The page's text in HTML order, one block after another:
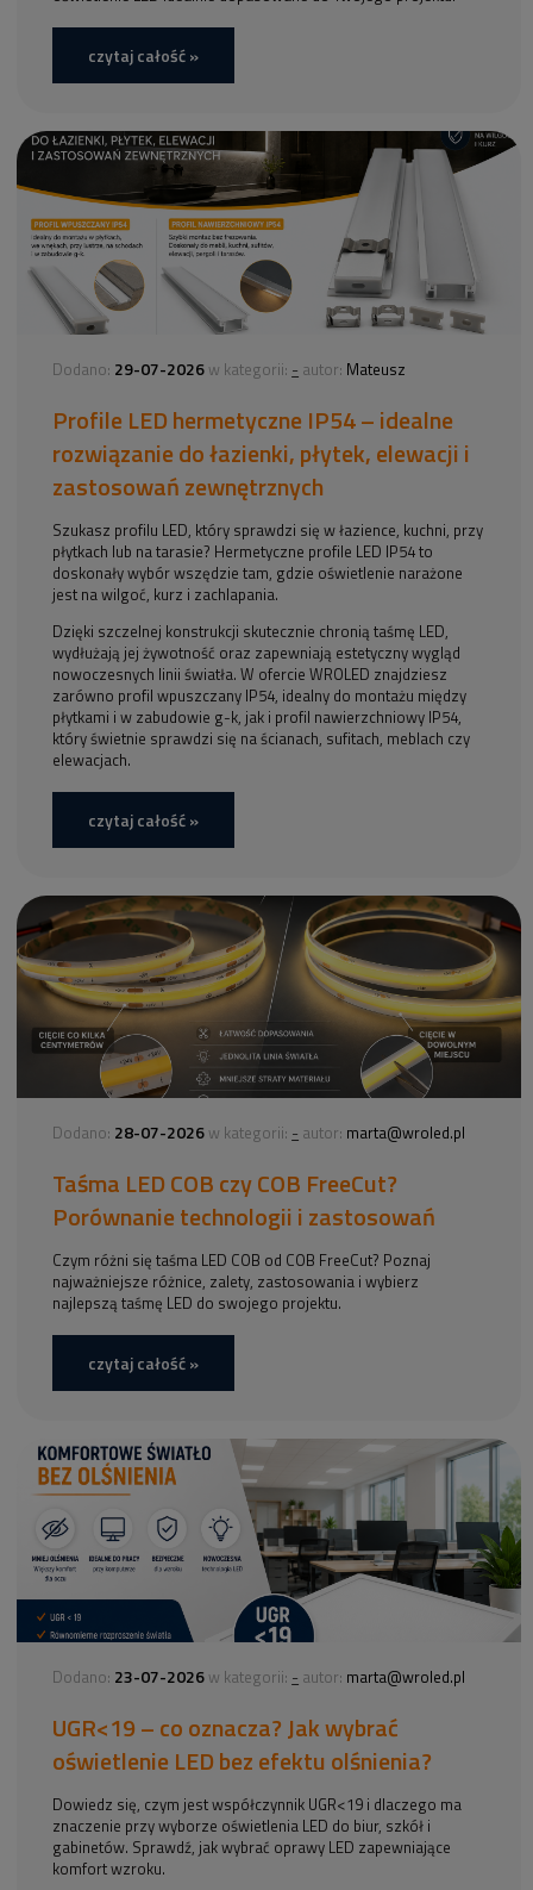
czytaj całość »
Dodano: 29-07-2026 w kategorii: - autor: Mateusz
Profile LED hermetyczne IP54 – idealne
rozwiązanie do łazienki, płytek, elewacji i
zastosowań zewnętrznych
Szukasz profilu LED, który sprawdzi się w łazience, kuchni, przy
płytkach lub na tarasie? Hermetyczne profile LED IP54 to
doskonały wybór wszędzie tam, gdzie oświetlenie narażone
jest na wilgoć, kurz i zachlapania.
Dzięki szczelnej konstrukcji skutecznie chronią taśmę LED,
wydłużają jej żywotność oraz zapewniają estetyczny wygląd
nowoczesnych linii światła. W ofercie WROLED znajdziesz
zarówno profil wpuszczany IP54, idealny do montażu między
płytkami i w zabudowie g-k, jak i profil nawierzchniowy IP54,
który świetnie sprawdzi się na ścianach, sufitach, meblach czy
elewacjach.
czytaj całość »
Dodano: 28-07-2026 w kategorii: - autor: marta@wroled.pl
Taśma LED COB czy COB FreeCut?
Porównanie technologii i zastosowań
Czym różni się taśma LED COB od COB FreeCut? Poznaj
najważniejsze różnice, zalety, zastosowania i wybierz
najlepszą taśmę LED do swojego projektu.
czytaj całość »
Dodano: 23-07-2026 w kategorii: - autor: marta@wroled.pl
UGR<19 – co oznacza? Jak wybrać
oświetlenie LED bez efektu olśnienia?
Dowiedz się, czym jest współczynnik UGR<19 i dlaczego ma
znaczenie przy wyborze oświetlenia LED do biur, szkół i
gabinetów. Sprawdź, jak wybrać oprawy LED zapewniające
komfort wzroku.